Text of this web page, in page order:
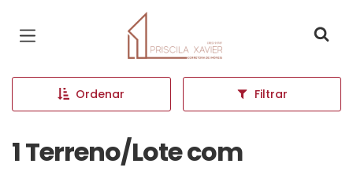
Página inicial
Ordenar Filtrar
1 Terreno/Lote com